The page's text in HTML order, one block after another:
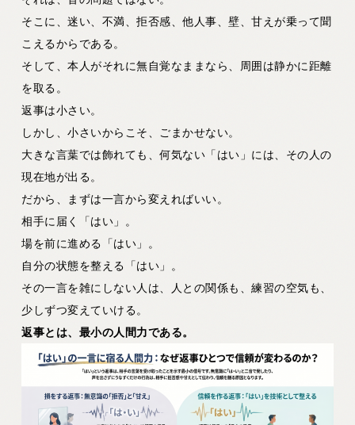
そこに、迷い、不満、拒否感、他人事、壁、甘えが乗って聞
こえるからである。
そして、本人がそれに無自覚なままなら、周囲は静かに距離
を取る。
返事は小さい。
しかし、小さいからこそ、ごまかせない。
大きな言葉では飾れても、何気ない「はい」には、その人の
現在地が出る。
だから、まずは一言から変えればいい。
相手に届く「はい」。
場を前に進める「はい」。
自分の状態を整える「はい」。
その一言を雑にしない人は、人との関係も、練習の空気も、
少しずつ変えていける。
返事とは、最小の人間力である。